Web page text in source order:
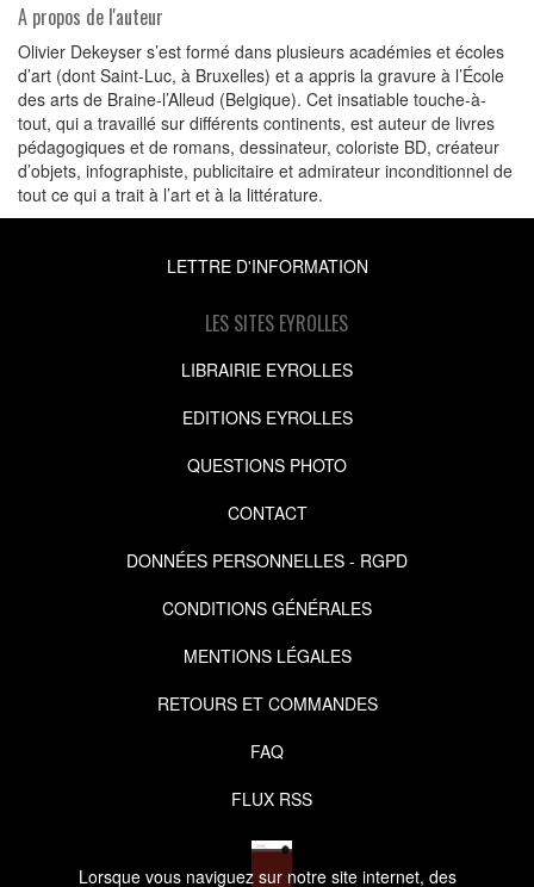
Lorsque vous naviguez sur notre site internet, des
A propos de l'auteur
Olivier Dekeyser s’est formé dans plusieurs académies et écoles
d’art (dont Saint-Luc, à Bruxelles) et a appris la gravure à l’École
des arts de Braine-l’Alleud (Belgique). Cet insatiable touche-à-
tout, qui a travaillé sur différents continents, est auteur de livres
pédagogiques et de romans, dessinateur, coloriste BD, créateur
d’objets, infographiste, publicitaire et admirateur inconditionnel de
tout ce qui a trait à l’art et à la littérature.
LETTRE D'INFORMATION
LES SITES EYROLLES
LIBRAIRIE EYROLLES
EDITIONS EYROLLES
QUESTIONS PHOTO
CONTACT
DONNÉES PERSONNELLES - RGPD
CONDITIONS GÉNÉRALES
MENTIONS LÉGALES
RETOURS ET COMMANDES
FAQ
FLUX RSS